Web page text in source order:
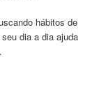
hábitos de
seu dia a dia ajuda